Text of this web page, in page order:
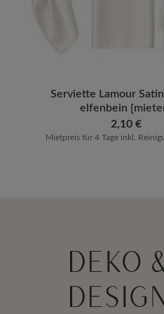
Produkt
Serviette Lamour Satin
elfenbein
Regulärer Preis:
2,10 €
Mietpreis für 4 Tage inkl.